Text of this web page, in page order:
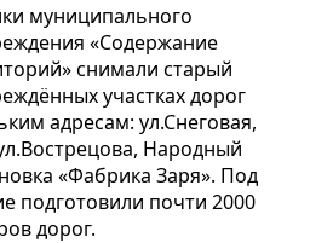
муниципального
«Содержание
снимали старый
участках дорог
адресам: ул.Снеговая,
Народный
«Фабрика Заря». Под
подготовили почти 2000
дорог.